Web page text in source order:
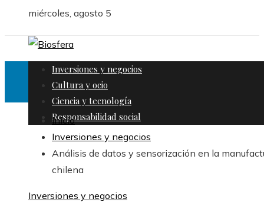
miércoles, agosto 5
Inversiones y negocios
Cultura y ocio
Ciencia y tecnología
Responsabilidad social
Inicio
Inversiones y negocios
Análisis de datos y sensorización en la
chilena
Inversiones y negocios